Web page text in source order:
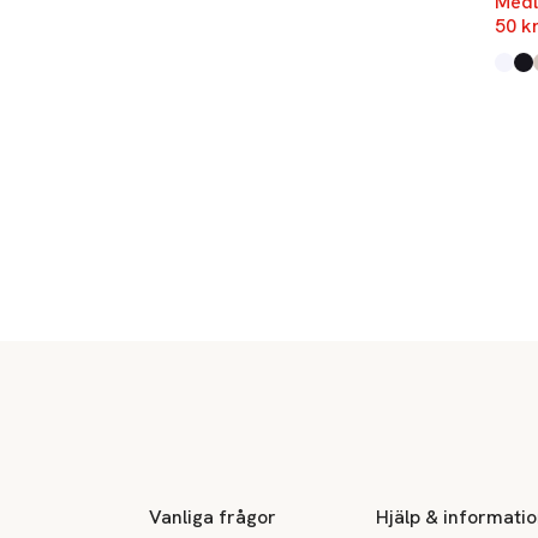
50
Black
Vanliga frågor Hjälp &